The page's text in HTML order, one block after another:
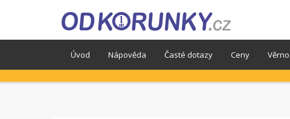
Úvod Nápověda Časté dotazy Ceny